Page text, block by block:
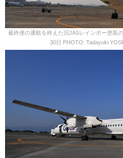
最終便の運航を終えた旧JASレインボー塗装
30日 PHOTO: Tadayuki